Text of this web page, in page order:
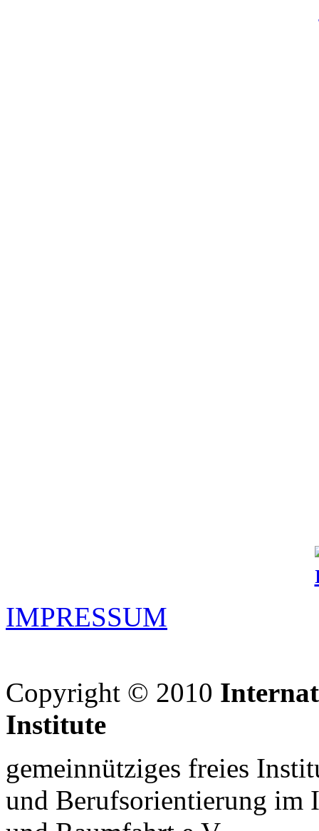
IMPRESSUM
Copyright © 2010
Institute
gemeinnütziges freies
und Berufsorientierung im